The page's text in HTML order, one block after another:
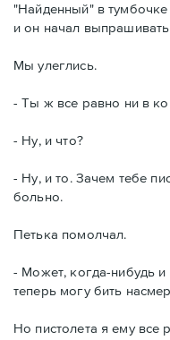
"Найденный" в тумбочке
и он начал
Мы улеглись.
- Ты ж все равно ни в
- Ну, и что?
- Ну, и то. Зачем тебе
больно.
Петька помолчал.
- Может, когда-нибудь и
теперь могу бить
Но пистолета я ему все